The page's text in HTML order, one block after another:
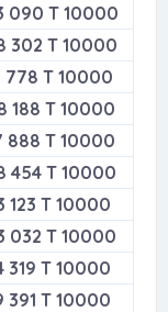
090 T 10000
302 T 10000
778 T 10000
188 T 10000
888 T 10000
454 T 10000
123 T 10000
032 T 10000
319 T 10000
391 T 10000